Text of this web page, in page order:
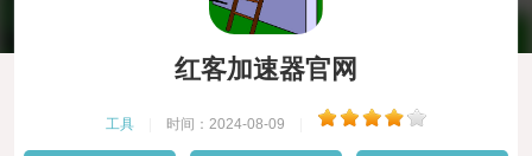
红客加速器官网
工具 时间：2024-08-09